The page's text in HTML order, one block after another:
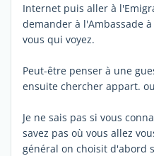
Internet puis aller à
demander à l'Ambassade
vous qui voyez.
Peut-être penser à une
ensuite chercher appart.
Je ne sais pas si vous
savez pas où vous allez
général on choisit d'abord